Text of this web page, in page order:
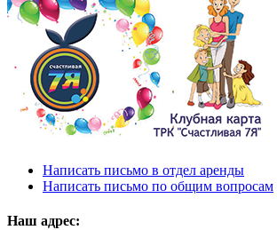
Написать письмо в отдел аренды
Написать письмо по общим вопросам
Наш адрес: